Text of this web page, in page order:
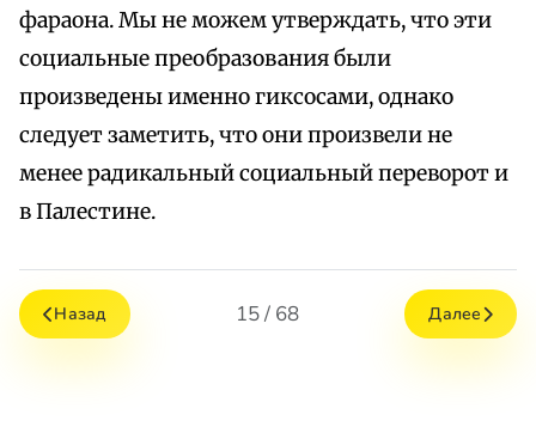
фараона. Мы не можем утверждать, что эти
социальные преобразования были
произведены именно гиксосами, однако
следует заметить, что они произвели не
менее радикальный социальный переворот и
в Палестине.
Назад 15 / 68 Далее